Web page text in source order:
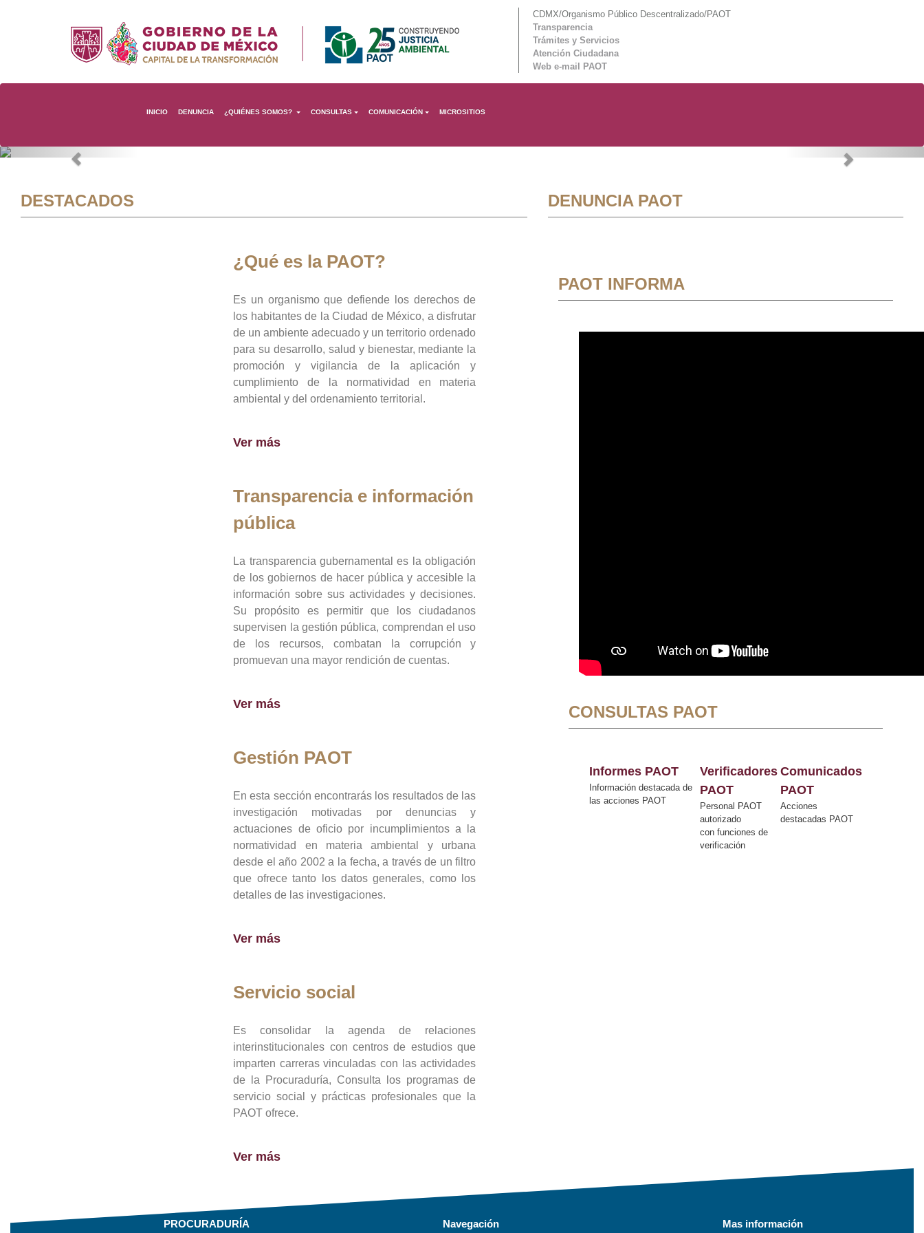
CDMX/Organismo Público Descentralizado/PAOT
Transparencia
Trámites y Servicios
Atención Ciudadana
Web e-mail PAOT
INICIO DENUNCIA ¿QUIÉNES SOMOS? CONSULTAS COMUNICACIÓN MICROSITIOS
Previous Next
DESTACADOS
¿Qué es la PAOT?
Es un organismo que defiende los derechos de
los habitantes de la Ciudad de México, a disfrutar
de un ambiente adecuado y un territorio ordenado
para su desarrollo, salud y bienestar, mediante la
promoción y vigilancia de la aplicación y
cumplimiento de la normatividad en materia
ambiental y del ordenamiento territorial.
Ver más
Transparencia e información
pública
La transparencia gubernamental es la obligación
de los gobiernos de hacer pública y accesible la
información sobre sus actividades y decisiones.
Su propósito es permitir que los ciudadanos
supervisen la gestión pública, comprendan el uso
de los recursos, combatan la corrupción y
promuevan una mayor rendición de cuentas.
Ver más
Gestión PAOT
En esta sección encontrarás los resultados de las
investigación motivadas por denuncias y
actuaciones de oficio por incumplimientos a la
normatividad en materia ambiental y urbana
desde el año 2002 a la fecha, a través de un filtro
que ofrece tanto los datos generales, como los
detalles de las investigaciones.
Ver más
Servicio social
Es consolidar la agenda de relaciones
interinstitucionales con centros de estudios que
imparten carreras vinculadas con las actividades
de la Procuraduría, Consulta los programas de
servicio social y prácticas profesionales que la
PAOT ofrece.
Ver más
DENUNCIA PAOT
PAOT INFORMA
CONSULTAS PAOT
Informes PAOT
Información destacada de
las acciones PAOT
Verificadores
PAOT
Personal PAOT
autorizado
con funciones de
verificación
Comunicados
PAOT
Acciones
destacadas PAOT
PROCURADURÍA Navegación Mas información